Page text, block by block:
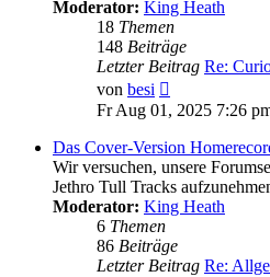
Moderator: King Heath
18 Themen
148 Beiträge
Letzter Beitrag Re:
von besi
Beitrag
Fr Aug 01, 2025 7:26
Das Cover-Version
Wir versuchen, unsere
Jethro Tull Tracks
Moderator: King Heath
6 Themen
86 Beiträge
Letzter Beitrag Re: